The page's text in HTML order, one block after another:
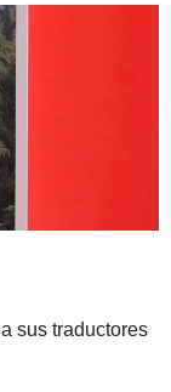
sus traductores